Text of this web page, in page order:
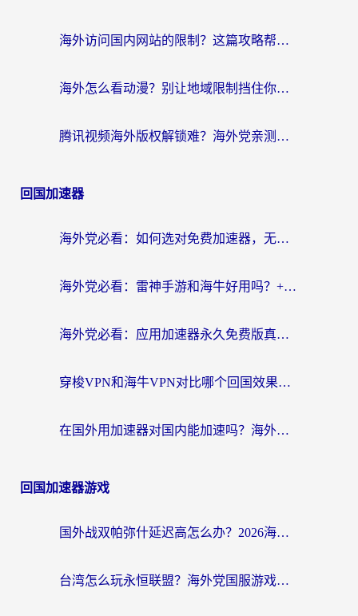
海外访问国内网站的限制？这篇攻略帮你无缝解锁12306、12123和国内影音
海外怎么看动漫？别让地域限制挡住你的追番快乐
腾讯视频海外版权解锁难？海外党亲测：选对回国加速器，追剧观影零障碍
回国加速器
海外党必看：如何选对免费加速器，无缝访问国内资源不踩坑？
海外党必看：雷神手游和海牛好用吗？+3款热门加速器实测对比，附番茄加速器无缝回国指南
海外党必看：应用加速器永久免费版真的存在吗？教你选对回国加速器无缝刷国内资源
穿梭VPN和海牛VPN对比哪个回国效果更好？海外华人亲测3款热门加速器+避坑指南
在国外用加速器对国内能加速吗？海外党亲测有效的无缝访问指南
回国加速器游戏
国外战双帕弥什延迟高怎么办？2026海外畅玩国服游戏终极指南（附实测工具推荐）
台湾怎么玩永恒联盟？海外党国服游戏加速器选择全攻略（附3大热门游戏实测）